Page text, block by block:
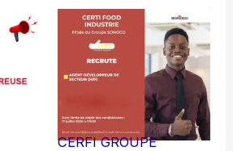
CERFI GROUPE